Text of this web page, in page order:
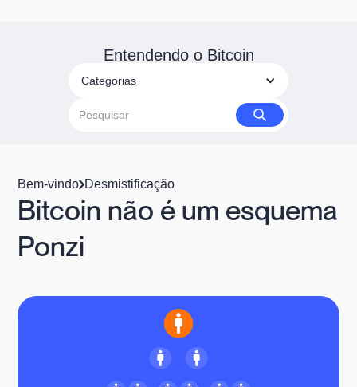
Entendendo o Bitcoin
Categorias
Bem-vindo Desmistificação
Bitcoin não é um esquema
Ponzi